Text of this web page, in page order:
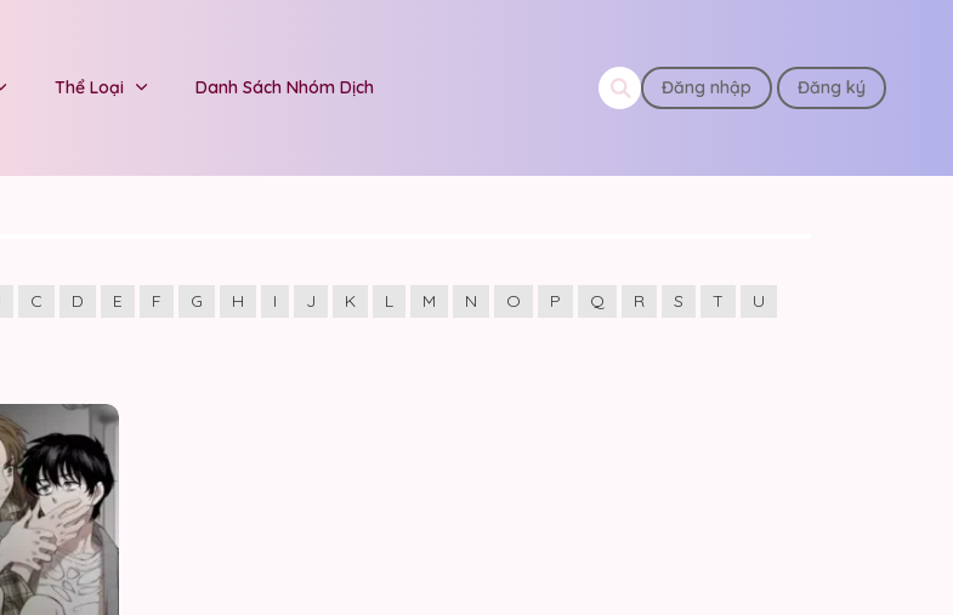
Thể Loại Danh Sách Nhóm Dịch Đăng nhập Đăng ký
C D E F G H I J K L M N O P Q R S T
U